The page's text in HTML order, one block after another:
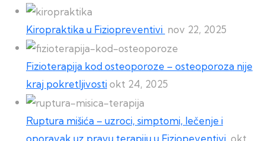
Kiropraktika u Fiziopreventivi nov 22, 2025
Fizioterapija kod osteoporoze – osteoporoza nije
kraj pokretljivostiokt 24, 2025
Ruptura mišića – uzroci, simptomi, lečenje i
oporavak uz pravu terapiju u Fiziopeventivi okt